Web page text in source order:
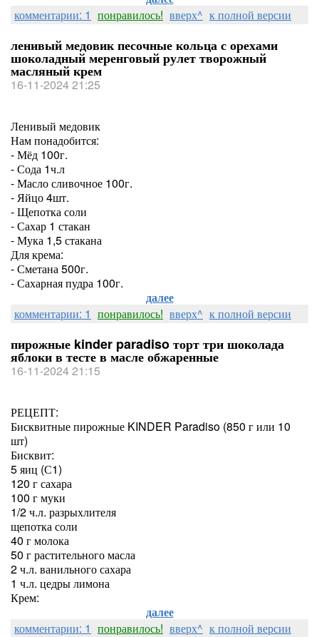
комментарии: 1 понравилось! вверх^ к полной версии
ленивый медовик песочные кольца с орехами
шоколадный меренговый рулет творожный
масляный крем
16-11-2024 21:25
Ленивый медовик
Нам понадобится:
- Мёд 100г.
- Сода 1ч.л
- Масло сливочное 100г.
- Яйцо 4шт.
- Щепотка соли
- Сахар 1 стакан
- Мука 1,5 стакана
Для крема:
- Сметана 500г.
- Сахарная пудра 100г.
далее
комментарии: 1 понравилось! вверх^ к полной версии
пирожные kinder paradiso торт три шоколада
яблоки в тесте в масле обжаренные
16-11-2024 21:15
РЕЦЕПТ:
Бисквитные пирожные KINDER Paradiso (850 г или 10
шт)
Бисквит:
5 яиц (С1)
120 г сахара
100 г муки
1/2 ч.л. разрыхлителя
щепотка соли
40 г молока
50 г растительного масла
2 ч.л. ванильного сахара
1 ч.л. цедры лимона
Крем:
далее
комментарии: 1 понравилось! вверх^ к полной версии